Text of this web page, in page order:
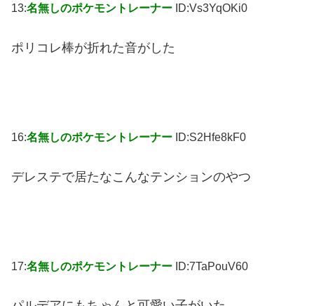
13:名無しのポケモントレーナー ID:Vs3YqOKi0
ポリコレ棒が折れた音がした
16:名無しのポケモントレーナー ID:S2Hfe8kF0
デレステで居たなこんなテンションのやつ
17:名無しのポケモントレーナー ID:7TaPouV60